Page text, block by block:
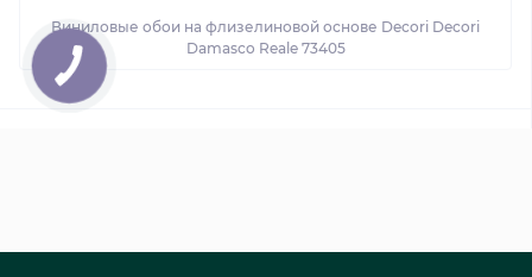
Виниловые обои на флизелиновой основе Decori Decori
Damasco Reale 73405